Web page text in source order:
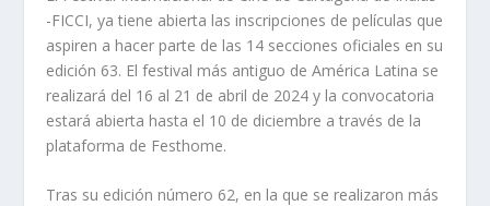
-FICCI, ya tiene abierta las inscripciones de películas que
aspiren a hacer parte de las 14 secciones oficiales en su
edición 63. El festival más antiguo de América Latina se
realizará del 16 al 21 de abril de 2024 y la convocatoria
estará abierta hasta el 10 de diciembre a través de la
plataforma de Festhome.
Tras su edición número 62, en la que se realizaron más